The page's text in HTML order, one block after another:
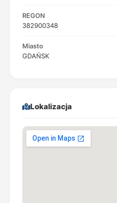
REGON
382900348
Miasto
GDAŃSK
Lokalizacja